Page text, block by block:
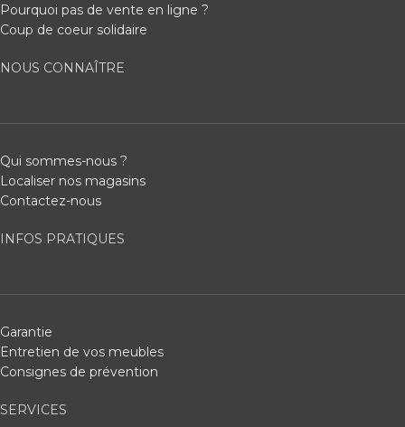
Pourquoi pas de vente en ligne ?
Coup de coeur solidaire
NOUS CONNAÎTRE
Qui sommes-nous ?
Localiser nos magasins
Contactez-nous
INFOS PRATIQUES
Garantie
Entretien de vos meubles
Consignes de prévention
SERVICES